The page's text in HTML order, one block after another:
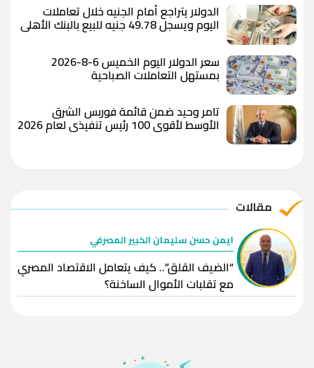
الدولار يتراجع أمام الجنيه خلال تعاملات
اليوم ويسجل 49.78 جنيه للبيع بالبنك الأهلي
المصري
سعر الدولار اليوم الخميس 6-8-2026
بمستهل التعاملات الصباحية
تامر وحيد ضمن قائمة فوربس الشرق
الأوسط لأقوى 100 رئيس تنفيذي لعام 2026
مقالات
ايمن حسن سليمان الخبير المصرفي
“الضيف القلق”.. كيف يتعامل الاقتصاد المصري
مع تقلبات الأموال الساخنة؟